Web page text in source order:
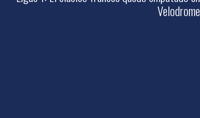
Velodrome